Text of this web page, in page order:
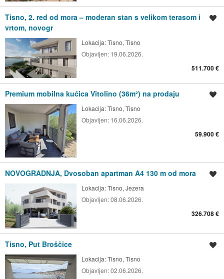
Tisno, 2. red od mora – moderan stan s velikom terasom i
vrtom, novogr
Lokacija:Tisno, Tisno
Objavljen: 19.06.2026.
511.700 €
Premium mobilna kućica Vitolino (36m²) na prodaju
Lokacija:Tisno, Tisno
Objavljen: 16.06.2026.
59.900 €
NOVOGRADNJA, Dvosoban apartman A4 130 m od mora
Lokacija:Tisno, Jezera
Objavljen:08.06.2026.
326.708 €
Tisno, Put Broščice
Lokacija:Tisno, Tisno
Objavljen:02.06.2026.